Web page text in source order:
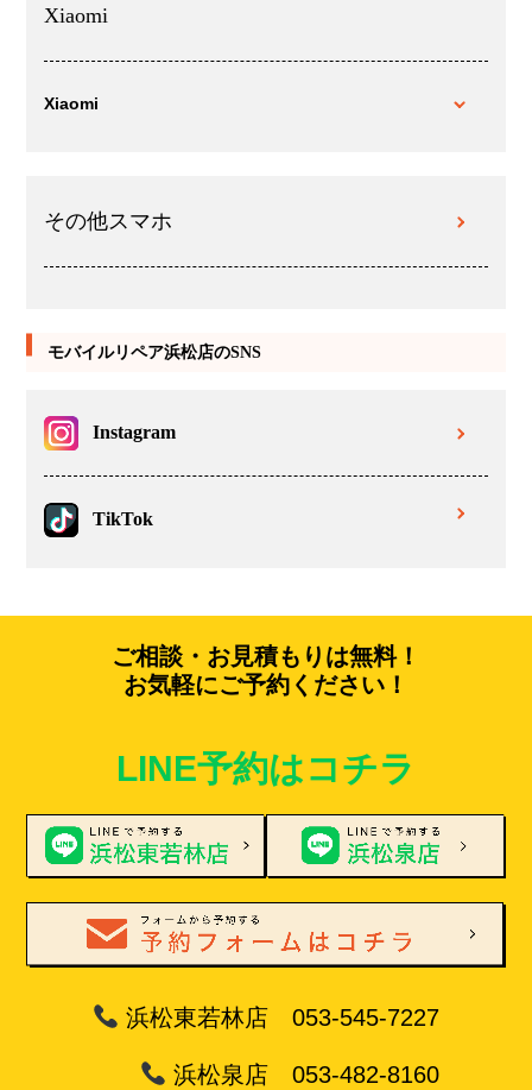
Xiaomi
Xiaomi
その他スマホ
モバイルリペア浜松店のSNS
Instagram
TikTok
ご相談・お見積もりは無料！
お気軽にご予約ください！
LINE予約はコチラ
浜松東若林店 053-545-7227
浜松泉店 053-482-8160